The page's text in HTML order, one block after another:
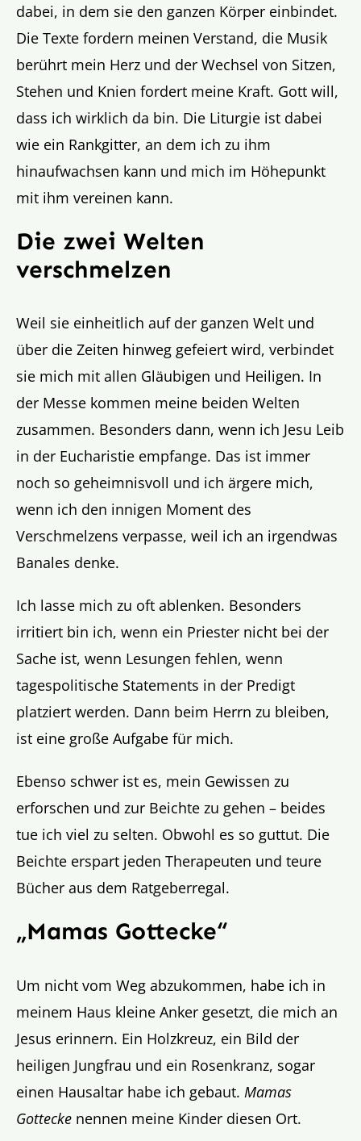
dabei, in dem sie den ganzen Körper einbindet.
Die Texte fordern meinen Verstand, die Musik
berührt mein Herz und der Wechsel von Sitzen,
Stehen und Knien fordert meine Kraft. Gott will,
dass ich wirklich da bin. Die Liturgie ist dabei
wie ein Rankgitter, an dem ich zu ihm
hinaufwachsen kann und mich im Höhepunkt
mit ihm vereinen kann.
Die zwei Welten
verschmelzen
Weil sie einheitlich auf der ganzen Welt und
über die Zeiten hinweg gefeiert wird, verbindet
sie mich mit allen Gläubigen und Heiligen. In
der Messe kommen meine beiden Welten
zusammen. Besonders dann, wenn ich Jesu Leib
in der Eucharistie empfange. Das ist immer
noch so geheimnisvoll und ich ärgere mich,
wenn ich den innigen Moment des
Verschmelzens verpasse, weil ich an irgendwas
Banales denke.
Ich lasse mich zu oft ablenken. Besonders
irritiert bin ich, wenn ein Priester nicht bei der
Sache ist, wenn Lesungen fehlen, wenn
tagespolitische Statements in der Predigt
platziert werden. Dann beim Herrn zu bleiben,
ist eine große Aufgabe für mich.
Ebenso schwer ist es, mein Gewissen zu
erforschen und zur Beichte zu gehen – beides
tue ich viel zu selten. Obwohl es so guttut. Die
Beichte erspart jeden Therapeuten und teure
Bücher aus dem Ratgeberregal.
„Mamas Gottecke“
Um nicht vom Weg abzukommen, habe ich in
meinem Haus kleine Anker gesetzt, die mich an
Jesus erinnern. Ein Holzkreuz, ein Bild der
heiligen Jungfrau und ein Rosenkranz, sogar
einen Hausaltar habe ich gebaut. Mamas
Gottecke nennen meine Kinder diesen Ort.